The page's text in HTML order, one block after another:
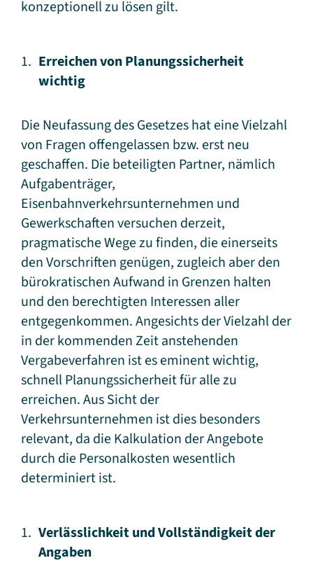
konzeptionell zu lösen gilt.
Erreichen von Planungssicherheit
wichtig
Die Neufassung des Gesetzes hat eine Vielzahl
von Fragen offengelassen bzw. erst neu
geschaffen. Die beteiligten Partner, nämlich
Aufgabenträger,
Eisenbahnverkehrsunternehmen und
Gewerkschaften versuchen derzeit,
pragmatische Wege zu finden, die einerseits
den Vorschriften genügen, zugleich aber den
bürokratischen Aufwand in Grenzen halten
und den berechtigten Interessen aller
entgegenkommen. Angesichts der Vielzahl der
in der kommenden Zeit anstehenden
Vergabeverfahren ist es eminent wichtig,
schnell Planungssicherheit für alle zu
erreichen. Aus Sicht der
Verkehrsunternehmen ist dies besonders
relevant, da die Kalkulation der Angebote
durch die Personalkosten wesentlich
determiniert ist.
Verlässlichkeit und Vollständigkeit der
Angaben